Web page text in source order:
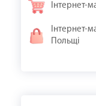
Інтернет-
Інтернет-
Польщі